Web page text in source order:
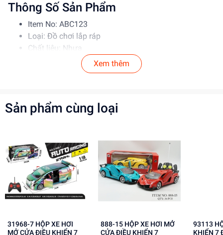
Thông Số Sản Phẩm
Item No: ABC123
Loại: Đồ chơi lắp ráp
Chất liệu: Nhựa
Độ tuổi phù hợp: 5-12 tuổi
Lắp ráp theo đúng trình tự
Lợi Ích Phát Triển
Phát triển tư duy, sáng tạo cho trẻ
Giúp trẻ học hỏi, khám phá thế giới xung quanh
Tăng cường khả năng phối hợp, giải quyết vấn đề
Mua ngay đồ chơi lắp ráp tạidochoitinphat.com
biết thêm thông tin!
Xem thêm
Sản phẩm cùng loại
31968-7 HỘP XE HƠI
MỞ CỬA ĐIỀU KHIỂN 7
888-15 HỘP XE HƠI MỞ
CỬA ĐIỀU KHIỂN 7
93113 HỘP XE ĐUA ĐIỀU
KHIỂN 7